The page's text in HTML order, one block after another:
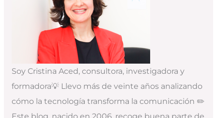
Soy Cristina Aced, consultora, investigadora y
formadora💡 Llevo más de veinte años analizando
cómo la tecnología transforma la comunicación ✏️